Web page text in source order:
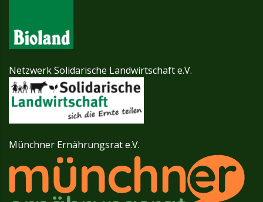
Netzwerk Solidarische Landwirtschaft e.V.
Münchner Ernährungsrat e.V.